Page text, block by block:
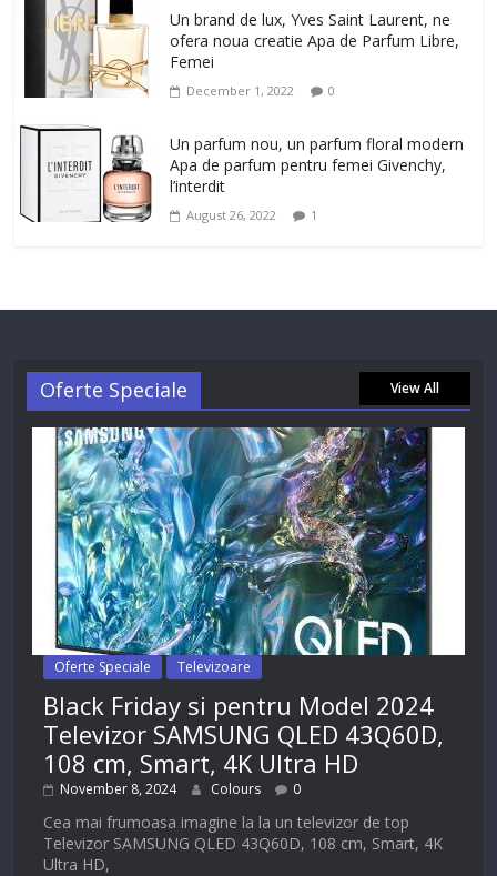
Un brand de lux, Yves Saint Laurent, ne
ofera noua creatie Apa de Parfum Libre,
Femei
December 1, 2022 0
Un parfum nou, un parfum floral modern
Apa de parfum pentru femei Givenchy,
l’interdit
August 26, 2022 1
Oferte Speciale View All
Oferte Speciale Televizoare
Black Friday si pentru Model 2024
Televizor SAMSUNG QLED 43Q60D,
108 cm, Smart, 4K Ultra HD
November 8, 2024 Colours 0
Cea mai frumoasa imagine la la un televizor de top
Televizor SAMSUNG QLED 43Q60D, 108 cm, Smart, 4K
Ultra HD,